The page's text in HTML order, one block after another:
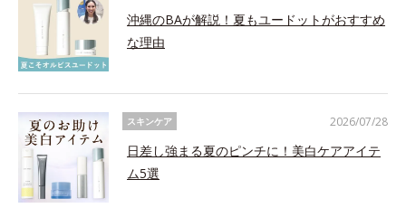
沖縄のBAが解説！夏もユードットがおすすめ
な理由
スキンケア
日差し強まる夏のピンチに！美白ケアアイテ
ム5選
2026/07/28